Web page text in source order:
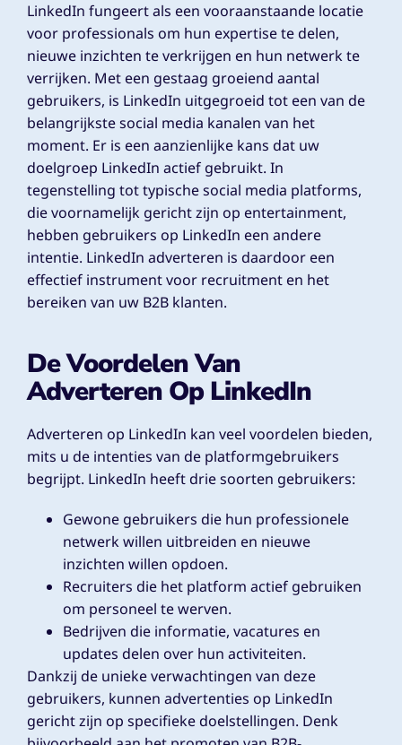
LinkedIn fungeert als een vooraanstaande locatie
voor professionals om hun expertise te delen,
nieuwe inzichten te verkrijgen en hun netwerk te
verrijken. Met een gestaag groeiend aantal
gebruikers, is LinkedIn uitgegroeid tot een van de
belangrijkste social media kanalen van het
moment. Er is een aanzienlijke kans dat uw
doelgroep LinkedIn actief gebruikt. In
tegenstelling tot typische social media platforms,
die voornamelijk gericht zijn op entertainment,
hebben gebruikers op LinkedIn een andere
intentie. LinkedIn adverteren is daardoor een
effectief instrument voor recruitment en het
bereiken van uw B2B klanten.
De Voordelen Van
Adverteren Op LinkedIn
Adverteren op LinkedIn kan veel voordelen bieden,
mits u de intenties van de platformgebruikers
begrijpt. LinkedIn heeft drie soorten gebruikers:
Gewone gebruikers die hun professionele
netwerk willen uitbreiden en nieuwe
inzichten willen opdoen.
Recruiters die het platform actief gebruiken
om personeel te werven.
Bedrijven die informatie, vacatures en
updates delen over hun activiteiten.
Dankzij de unieke verwachtingen van deze
gebruikers, kunnen advertenties op LinkedIn
gericht zijn op specifieke doelstellingen. Denk